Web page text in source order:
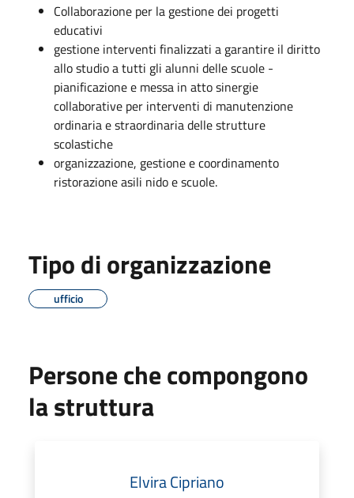
Collaborazione per la gestione dei progetti
educativi
gestione interventi finalizzati a garantire il diritto
allo studio a tutti gli alunni delle scuole -
pianificazione e messa in atto sinergie
collaborative per interventi di manutenzione
ordinaria e straordinaria delle strutture
scolastiche
organizzazione, gestione e coordinamento
ristorazione asili nido e scuole.
Tipo di organizzazione
ufficio
Persone che compongono
la struttura
Elvira Cipriano